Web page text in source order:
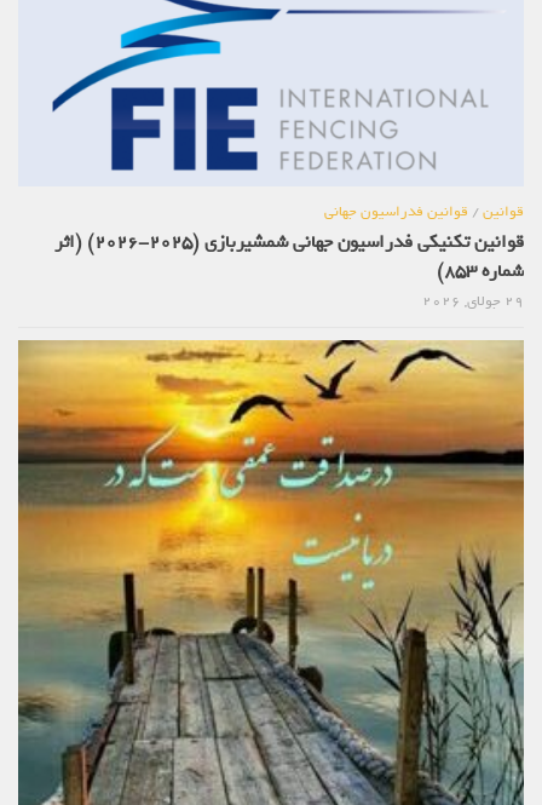
قوانین/قوانین فدراسیون جهانی
قوانین تکنیکی فدراسیون جهانی شمشیربازی (2025-2026) (اثر
شماره 853)